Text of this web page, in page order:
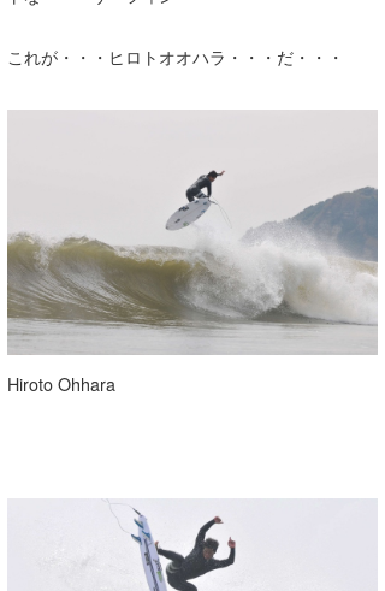
これが・・・ヒロトオオハラ・・・だ・・・
Hiroto Ohhara